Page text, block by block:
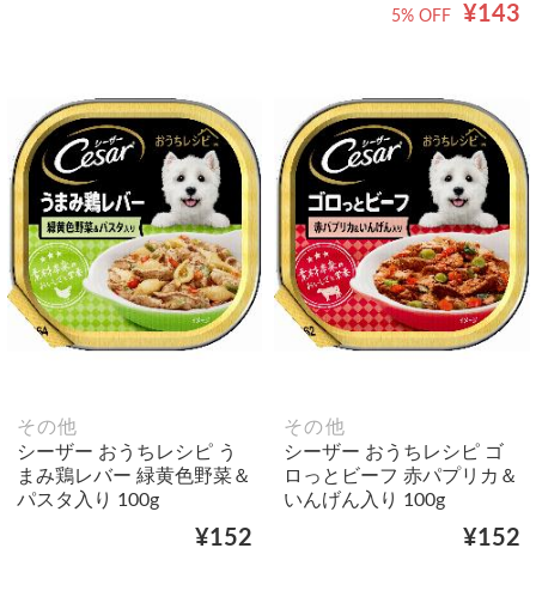
¥143
5% OFF
その他
シーザー おうちレシピ う
まみ鶏レバー 緑黄色野菜＆
パスタ入り 100g
¥152
その他
シーザー おうちレシピ ゴ
ロっとビーフ 赤パプリカ＆
いんげん入り 100g
¥152